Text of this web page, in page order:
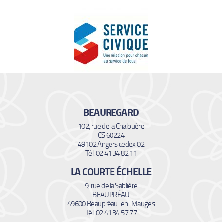
BEAUREGARD
102, rue de la Chalouère
CS 60224
49102 Angers cedex 02
Tél. 02 41 34 82 11
LA COURTE ÉCHELLE
9, rue de la Sablière
BEAUPRÉAU
49600 Beaupréau-en-Mauges
Tél. 02 41 34 57 77